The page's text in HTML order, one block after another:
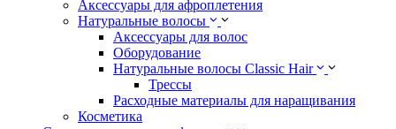
Аксессуары для афроплетения
Натуральные волосы
Аксессуары для волос
Оборудование
Натуральные волосы Classic Hair
Трессы
Расходные материалы для наращивания
Косметика